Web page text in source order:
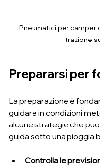
Pneumatici per camper
trazione
Prepararsi per
La preparazione è
guidare in condizioni
alcune strategie che
guida sotto una pioggia
Controlla le